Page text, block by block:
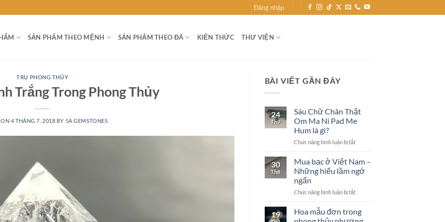
Đăng nhập
SẢN PHẨM THEO MỆNH SẢN PHẨM THEO ĐÁ KIẾN THỨC THƯ VIỆN
TRỤ PHONG THỦY
Trắng Trong Phong Thủy
ON 4 THÁNG 7, 2018 BY 5A GEMSTONES
BÀI VIẾT GẦN ĐÂY
24
Th9
Sáu Chữ Chân Thật
Om Ma Ni Pad Me
Hum là gì?
Chức năng bình luận bị tắtở
Chân
Thật
Ma
Me
30
Th8
Mua bạc ở Việt Nam –
Những hiểu lầm ngớ
ngẩn
Chức năng bình luận bị tắtở
ở
19
Hoa mẫu đơn trong